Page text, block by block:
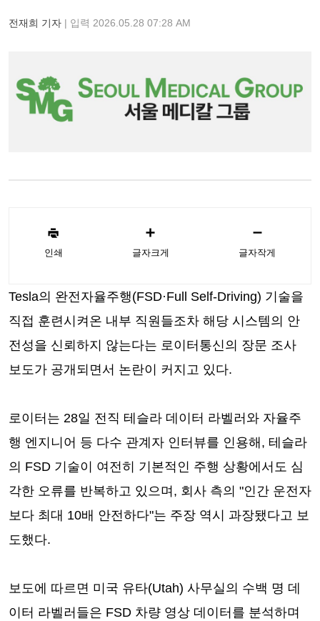
전재희 기자 | 입력 2026.05.28 07:28 AM
인쇄 글자크게 글자작게
Tesla의 완전자율주행(FSD·Full Self-Driving) 기술을
직접 훈련시켜온 내부 직원들조차 해당 시스템의 안
전성을 신뢰하지 않는다는 로이터통신의 장문 조사
보도가 공개되면서 논란이 커지고 있다.
로이터는 28일 전직 테슬라 데이터 라벨러와 자율주
행 엔지니어 등 다수 관계자 인터뷰를 인용해, 테슬라
의 FSD 기술이 여전히 기본적인 주행 상황에서도 심
각한 오류를 반복하고 있으며, 회사 측의 "인간 운전자
보다 최대 10배 안전하다"는 주장 역시 과장됐다고 보
도했다.
보도에 따르면 미국 유타(Utah) 사무실의 수백 명 데
이터 라벨러들은 FSD 차량 영상 데이터를 분석하며